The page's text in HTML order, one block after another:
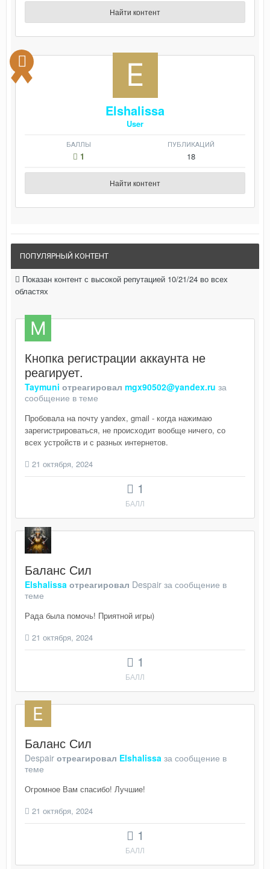
Найти контент
Elshalissa
User
БАЛЛЫ
1
ПУБЛИКАЦИЙ
18
Найти контент
ПОПУЛЯРНЫЙ КОНТЕНТ
Показан контент с высокой репутацией 10/21/24 во всех
областях
1
БАЛЛ
Кнопка регистрации аккаунта не
реагирует.
Taymuni отреагировал mgx90502@yandex.ru за
сообщение в теме
Пробовала на почту yandex, gmail - когда нажимаю
зарегистрироваться, не происходит вообще ничего, со
всех устройств и с разных интернетов.
21 октября, 2024
1
БАЛЛ
Баланс Сил
Elshalissa отреагировал Despair за сообщение в
теме
Рада была помочь! Приятной игры)
21 октября, 2024
1
БАЛЛ
Баланс Сил
Despair отреагировал Elshalissa за сообщение в
теме
Огромное Вам спасибо! Лучшие!
21 октября, 2024